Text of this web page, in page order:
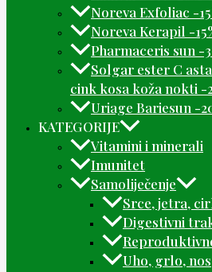
Noreva Exfoliac -
Noreva Kerapil -
Pharmaceris sun -
Solgar ester C
cink kosa koža nokti -
Uriage Bariesun -
KATEGORIJE
Vitamini i minerali
Imunitet
Samoliječenje
Srce, jetra,
Digestivni
Uho, grlo, nos